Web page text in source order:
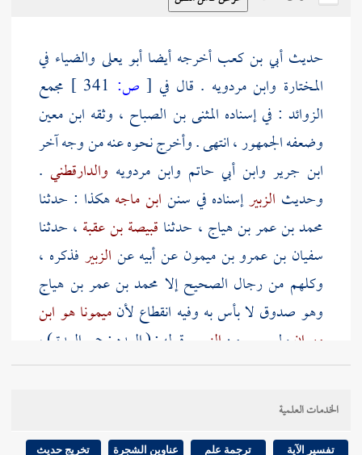
حديثأبي بن كعب أخرجه أيضاأبو يعلى والضياء في
المختارة وابن مردويه . قال في [ ص:
مجمع
الزوائد : في إسناده المثنى بن الصباح ، وثقه ابن معين
وضعفه الجمهور ، انتهى . وأخرج نحوه عنه من وجه آخر
ابن جرير وابن أبي حاتم وابن مردويه والدارقطني .
وحديث الزبيرإسناده في سنن ابن ماجههكذا : حدثنا
محمد بن عمر بن هياج ، حدثنا قبيصة بن عقبة ، حدثنا
سفيان بن عمرو بن ميمون عن أبيه عن الزبير فذكره ،
وكلهم من رجال الصحيح إلا محمد بن عمر بن هياج
وهو صدوق لا بأس به وفيه انقطاع لأنميمونا هو ابن
مهرانولم يسمع من الزبير
. قوله : ( العدد : جمع العدة ) ،
قال في الفتح : العدة : اسم لمدة تتربص بها المرأة عن
التزويج بعد وفاة زوجها أو فراقه لها إما بالولادة أو
بالأقراء أو الأشهر . قوله : (الخدمات العلمية
تفسير الآية ترجمة علم عناوين الشجرة تخريج حديث